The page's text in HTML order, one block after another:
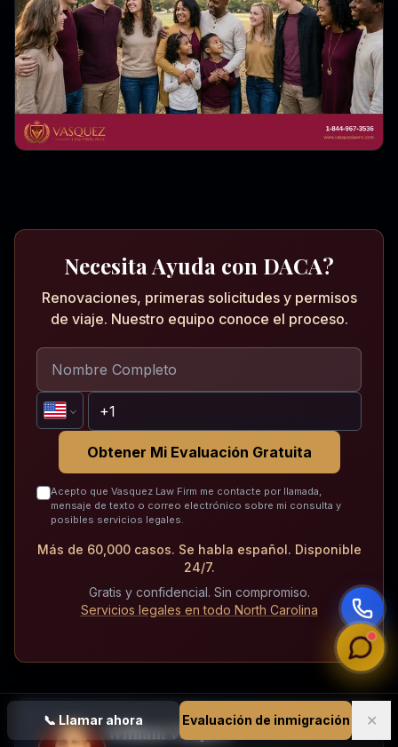
📞Llamar ahora Evaluación de inmigración ✕
Necesita Ayuda con DACA?
Renovaciones, primeras solicitudes y permisos
de viaje. Nuestro equipo conoce el proceso.
Obtener Mi Evaluación Gratuita
Acepto que Vasquez Law Firm me contacte por llamada,
mensaje de texto o correo electrónico sobre mi consulta y
posibles servicios legales.
Más de 60,000 casos. Se habla español. Disponible
24/7.
Gratis y confidencial. Sin compromiso.
Servicios legales en todo North Carolina
William Vásquez